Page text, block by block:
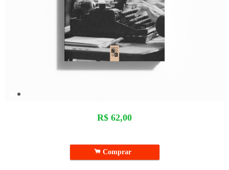
R$ 62,00
.Comprar